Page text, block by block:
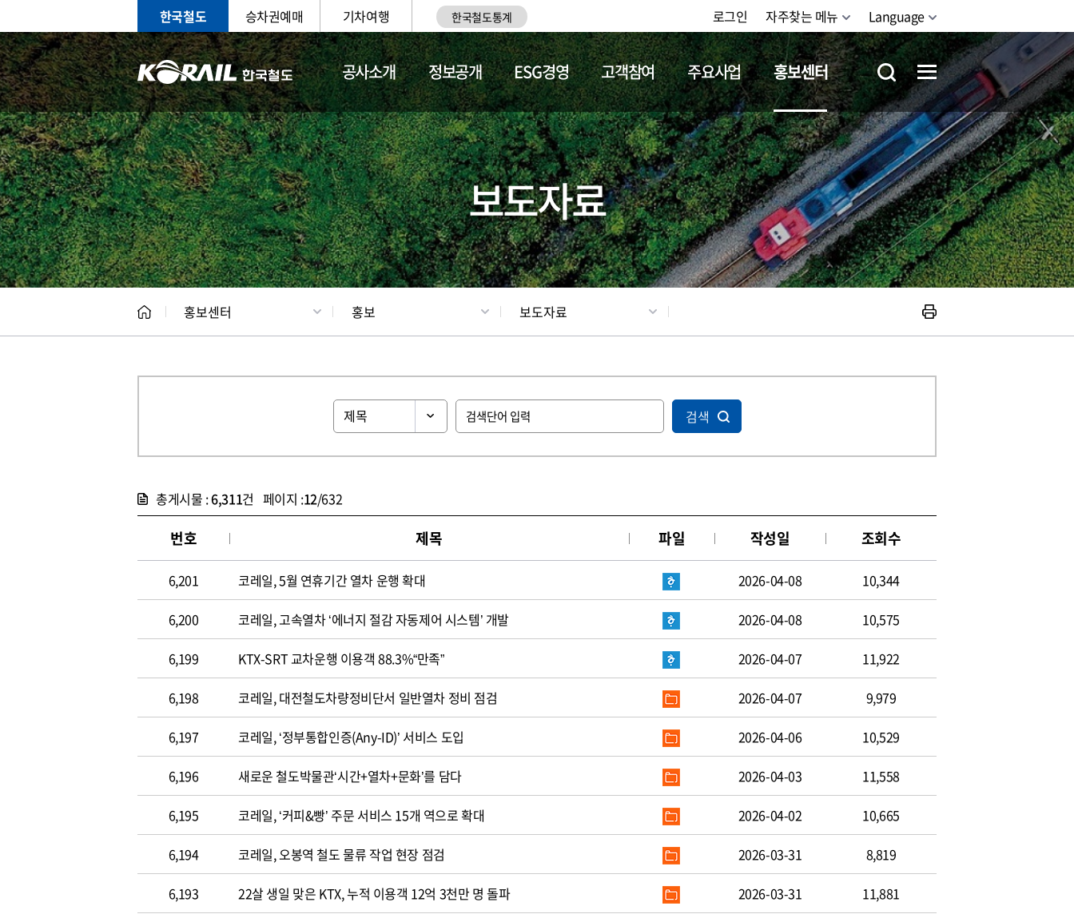
한국철도 승차권예매 기차여행 한국철도통계 로그인 자주찾는 메뉴 Language
공사소개 정보공개 ESG경영 고객참여 주요사업 홍보센터
홍보 문화사업 갤러리 기차소개 철도체험
보도자료
홍보센터 홍보 보도자료
검색
총게시물 :6,311건 페이지 :12/632
번호 제목 파일 작성일 조회수
6,201 코레일, 5월 연휴기간 열차 운행 확대 2026-04-08 10,344
6,200 코레일, 고속열차 ‘에너지 절감 자동제어 시스템’ 개발 2026-04-08 10,575
6,199 KTX-SRT 교차운행 이용객 88.3%“만족” 2026-04-07 11,922
6,198 코레일, 대전철도차량정비단서 일반열차 정비 점검 2026-04-07 9,979
6,197 코레일, ‘정부통합인증(Any-ID)’ 서비스 도입 2026-04-06 10,529
6,196 새로운 철도박물관‘시간+열차+문화’를 담다 2026-04-03 11,558
6,195 코레일, ‘커피&빵’ 주문 서비스 15개 역으로 확대 2026-04-02 10,665
6,194 코레일, 오봉역 철도 물류 작업 현장 점검 2026-03-31 8,819
6,193 22살 생일 맞은 KTX, 누적 이용객 12억 3천만 명 돌파 2026-03-31 11,881